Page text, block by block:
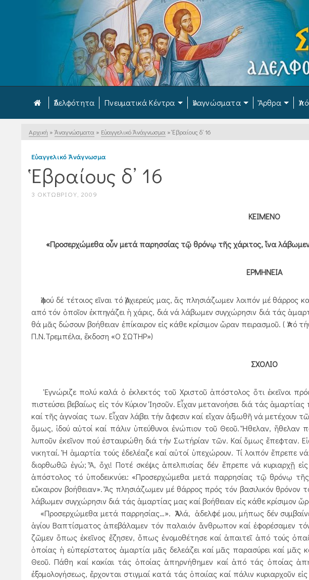
Ἀδελφότητα Πνευματικά Κέντρα Ἀναγνώσματα Ἄρθρα
Αρχική » Ἀναγνώσματα » Εὐαγγελικό Ἀνάγνωσμα » Ἑβραίους δ’ 16
Εὐαγγελικό Ἀνάγνωσμα
Ἑβραίους δ’ 16
3 ΟΚΤΩΒΡΊΟΥ, 2009
ΚΕΙΜΕΝΟ
«Προσερχώμεθα οὖν μετά παρησσίας τῷ θρόνῳ τῆς χάριτος, ἵνα λάβωμεν
ΕΡΜΗΝΕΙΑ
Ἀφού δέ τέτοιος εῖναι τό Ἀρχιερεύς μας, ἄς πλησιάζωμεν λοιπόν μέ θάρρος
από τόν ὁποῖον ἐκπηγάζει ἡ χάρις, διά νά λάβωμεν συγχώρησιν διά τάς
θά μᾶς δώσουν βοήθειαν ἐπίκαιρον εἰς κάθε κρίσιμον ὥραν πειρασμοῦ. (
Π.Ν.Τρεμπέλα, ἔκδοση «Ο ΣΩΤΗΡ»)
ΣΧΟΛΙΟ
Ἐγνώριζε πολύ καλά ὁ ἐκλεκτός τοῦ Χριστοῦ ἀπόστολος ὅτι ἐκεῖνοι
πιστεύσει βεβαίως εἰς τόν Κύριον Ἰησοῦν. Εἶχαν μετανοήσει διά τάς
καί τῆς ἀγνοίας των. Εἶχαν λάβει τήν ἄφεσιν καί εἴχαν ἀξιωθῆ νά μετέχουν
ὅμως, ἰδού αὐτοί καί πάλιν ὑπεύθυνοι ἐνώπιον τοῦ Θεοῦ. Ἤθελαν,
λυποῦν ἐκεῖνον πού ἐσταυρώθη διά τήν Σωτήρίαν τῶν. Καί ὅμως ἔπεφταν.
νικηταί. Ἡ ἁμαρτία τούς ἐδελέαζε καί αὐτοί ὑπεχώρουν. Τί λοιπόν ἔπρεπε
διορθωθῶ ἐγώ; Ἆ, ὄχι! Ποτέ σκέψις ἀπελπισίας δέν ἔπρεπε νά κυριαρχῇ
ἀπόστολος τό ὑποδεικνύει: «Προσερχώμεθα μετά παρρησίας τῷ θρόνῳ
εὔκαιρον βοήθειαν». Ἄς πλησιάζωμεν μέ θάρρος πρός τόν βασιλικόν θρόνον
λάβωμεν συγχώρησιν διά τάς ἁμαρτίας μας καί βοήθειαν εἰς κάθε κρίσιμον
«Προσερχώμεθα μετά παρρησίας…». Ἀλλά, ἀδελφέ μου, μήπως δέν
ἁγίου Βαπτίσματος ἀπεβάλαμεν τόν παλαιόν ἄνθρωπον καί ἐφορέσαμεν
ζῶμεν ὅπως ἐκεῖνος ἔζησεν, ὅπως ἐνομοθέτησε καί ἀπαιτεῖ ἀπό τούς
ὁποίας ἡ εὐπερίστατος ἁμαρτία μᾶς δελεάζει καί μᾶς παρασύρει καί
Θεοῦ. Πάθη καί κακίαι τάς ὁποίας ἀπηρνήθημεν καί ἀπό τάς ὁποίας
ἐξομολογήσεως, ἔρχονται στιγμαί κατά τάς ὁποιίας καί πάλιν κυριαρχοῦν